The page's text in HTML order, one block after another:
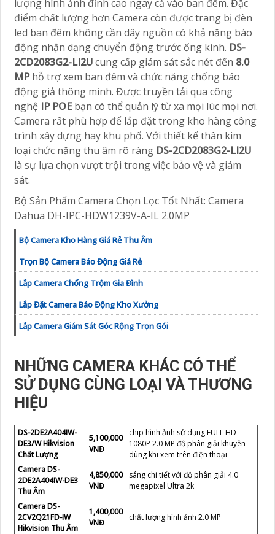
lượng hình ảnh đỉnh cao ngay cả vào ban đêm. Đặc
điểm chất lượng hơn Camera còn được trang bị đèn
led ban đêm không cần dây nguồn có khả năng báo
động nhận dạng chuyển động trước ống kính. DS-
2CD2083G2-LI2Ucung cấp giám sát sắc nét đến 8.0
MPhỗ trợ xem ban đêm và chức năng chống báo
động giả thông minh. Được truyền tải qua công
nghệ IP POE bạn có thể quản lý từ xa mọi lúc mọi nơi.
Camera rất phù hợp để lắp đặt trong kho hàng công
trình xây dựng hay khu phố. Với thiết kế thân kim
loại chức năng thu âm rõ ràng DS-2CD2083G2-LI2U
là sự lựa chọn vượt trội trong việc bảo vệ và giám
sát.
Bộ Sản Phẩm Camera Chọn Lọc Tốt Nhất: Camera
Dahua DH-IPC-HDW1239V-A-IL 2.0MP
Bộ Camera Kho Hàng Giá Rẻ Thu Âm
Trọn Bộ Camera Báo Động Giá Rẻ
Lắp Camera Chống Trộm Gia Đình
Lắp Đặt Camera Báo Động Kho Xưởng
Lắp Camera Giám Sát Góc Rộng Trọn Gói
NHỮNG CAMERA KHÁC CÓ THỂ
SỬ DỤNG CÙNG LOẠI VÀ THƯƠNG
HIỆU
DS-2DE2A404IW-
DE3/W Hikvision
Chất Lượng
5,100,000
VNĐ
chip hình ảnh sử dụng FULL HD
1080P 2.0 MP độ phân giải khuyên
dùng khi xem trên điện thoại
Camera DS-
2DE2A404IW-DE3
Thu Âm
4,850,000
VNĐ
sáng chi tiết với độ phân giải 4.0
megapixel Ultra 2k
Camera DS-
2CV2Q21FD-IW
Hikvision Thu Âm
1,400,000
VNĐ
chất lượng hình ảnh 2.0 MP